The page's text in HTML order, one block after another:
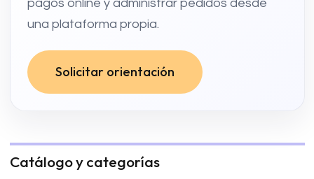
pagos online y administrar pedidos desde
una plataforma propia.
Solicitar orientación
Catálogo y categorías